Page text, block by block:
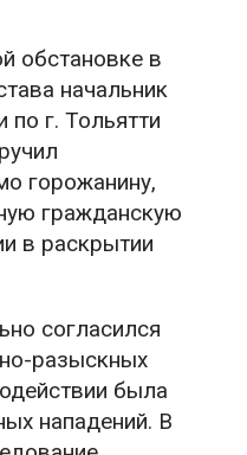
обстановке в
начальник
г. Тольятти
горожанину,
гражданскую
в раскрытии
согласился
разыскных
была
нападений. В